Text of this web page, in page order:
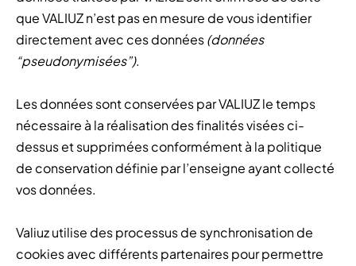
que VALIUZ n’est pas en mesure de vous identifier
directement avec ces données(données
“pseudonymisées”).
Les données sont conservées par VALIUZ le temps
nécessaire à la réalisation des finalités visées ci-
dessus et supprimées conformément à la politique
de conservation définie par l’enseigne ayant collecté
vos données.
Valiuz utilise des processus de synchronisation de
cookies avec différents partenaires pour permettre